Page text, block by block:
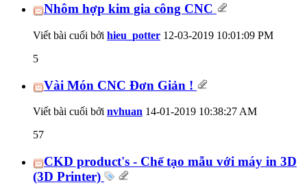
Nhôm hợp kim gia công CNC
Viết bài cuối bởi hieu_potter 12-03-2019 10:01:09 PM
5
Vài Món CNC Đơn Giản !
Viết bài cuối bởi nvhuan 14-01-2019 10:38:27 AM
57
CKD product's - Chế tạo mẫu với máy in 3D
(3D Printer)